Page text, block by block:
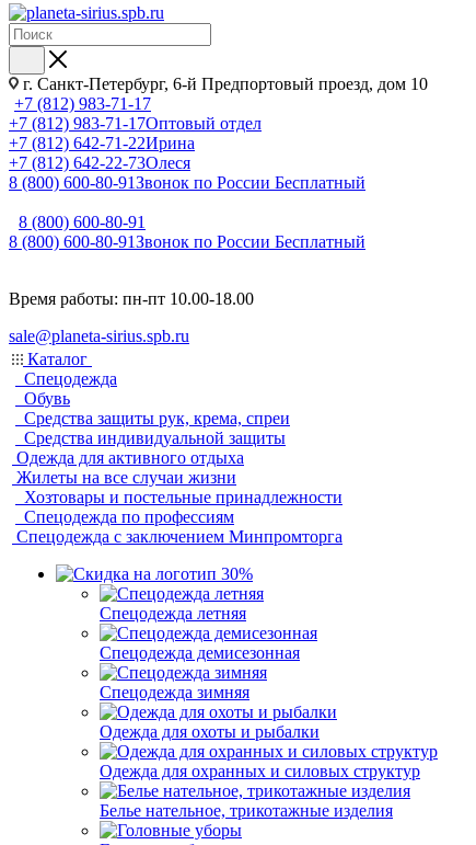
г. Санкт-Петербург, 6-й Предпортовый проезд, дом 10
+7 (812) 983-71-17
+7 (812) 983-71-17Оптовый отдел
+7 (812) 642-71-22Ирина
+7 (812) 642-22-73Олеся
8 (800) 600-80-91Звонок по России Бесплатный
8 (800) 600-80-91
8 (800) 600-80-91Звонок по России Бесплатный
Время работы: пн-пт 10.00-18.00
sale@planeta-sirius.spb.ru
Каталог
Спецодежда
Обувь
Средства защиты рук, крема, спреи
Средства индивидуальной защиты
Одежда для активного отдыха
Жилеты на все случаи жизни
Хозтовары и постельные принадлежности
Спецодежда по профессиям
Спецодежда с заключением Минпромторга
Спецодежда летняя
Спецодежда демисезонная
Спецодежда зимняя
Одежда для охоты и рыбалки
Одежда для охранных и силовых структур
Белье нательное, трикотажные изделия